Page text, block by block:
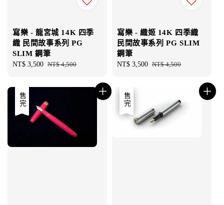
寫樂 - 龍宮城 14K 四季
織 民間故事系列 PG
SLIM 鋼筆
Sale
NT$ 3,500 Regular
NT$ 4,500
寫樂 - 織姬 14K 四季織
民間故事系列 PG SLIM
鋼筆
Sale
NT$ 3,500 Regular
NT$ 4,500
優惠
售完 優惠
售完